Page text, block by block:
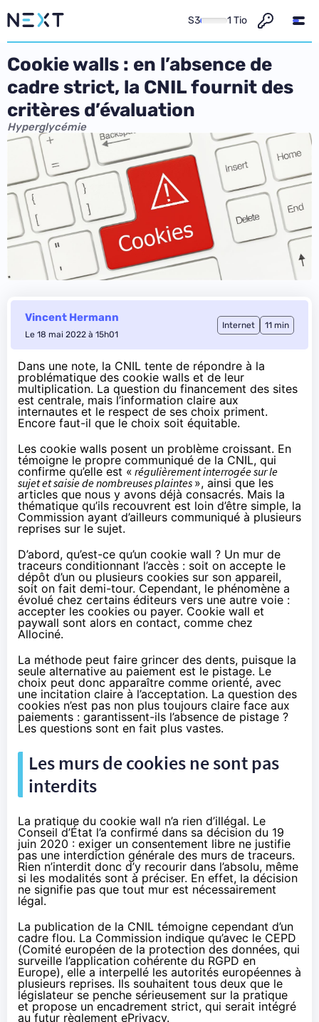
S3 1 Tio
Cookie walls : en l’absence de
cadre strict, la CNIL fournit des
critères d’évaluation
Hyperglycémie
Vincent Hermann
Le 18 mai 2022 à 15h01
Internet 11 min
Dans une note, la CNIL tente de répondre à la
problématique des cookie walls et de leur
multiplication. La question du financement des sites
est centrale, mais l’information claire aux
internautes et le respect de ses choix priment.
Encore faut-il que le choix soit équitable.
Les cookie walls posent un problème croissant. En
témoigne le propre communiqué de la CNIL, qui
confirme qu’elle est « régulièrement interrogée sur le
sujet et saisie de nombreuses plaintes », ainsi que les
articles que nous y avons déjà consacrés. Mais la
thématique qu’ils recouvrent est loin d’être simple, la
Commission ayant d’ailleurs communiqué à plusieurs
reprises sur le sujet.
D’abord, qu’est-ce qu’un cookie wall ? Un mur de
traceurs conditionnant l’accès : soit on accepte le
dépôt d’un ou plusieurs cookies sur son appareil,
soit on fait demi-tour. Cependant, le phénomène a
évolué chez certains éditeurs vers une autre voie :
accepter les cookies ou payer. Cookie wall et
paywall sont alors en contact, comme chez
Allociné.
La méthode peut faire grincer des dents, puisque la
seule alternative au paiement est le pistage. Le
choix peut donc apparaître comme orienté, avec
une incitation claire à l’acceptation. La question des
cookies n’est pas non plus toujours claire face aux
paiements : garantissent-ils l’absence de pistage ?
Les questions sont en fait plus vastes.
Les murs de cookies ne sont pas
interdits
La pratique du cookie wall n’a rien d’illégal. Le
Conseil d’État l’a confirmé dans sa décision du 19
juin 2020 : exiger un consentement libre ne justifie
pas une interdiction générale des murs de traceurs.
Rien n’interdit donc d’y recourir dans l’absolu, même
si les modalités sont à préciser. En effet, la décision
ne signifie pas que tout mur est nécessairement
légal.
La publication de la CNIL témoigne cependant d’un
cadre flou. La Commission indique qu’avec le CEPD
(Comité européen de la protection des données, qui
surveille l’application cohérente du RGPD en
Europe), elle a interpellé les autorités européennes à
plusieurs reprises. Ils souhaitent tous deux que le
législateur se penche sérieusement sur la pratique
et propose un encadrement strict, qui serait intégré
au futur règlement ePrivacy.